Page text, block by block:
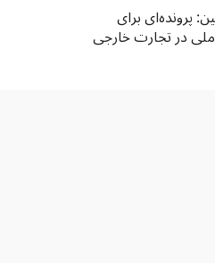
پرونده‌ای برای
در تجارت خارجی